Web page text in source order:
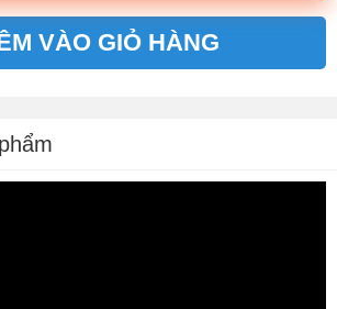
VÀO GIỎ HÀNG